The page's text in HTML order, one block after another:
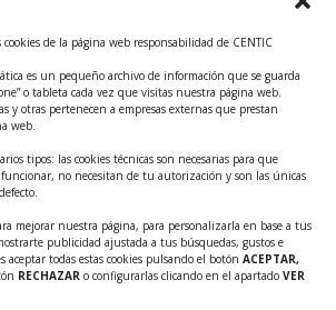
cookies de la página web responsabilidad de CENTIC
es un pequeño archivo de información que se guarda
o tableta cada vez que visitas nuestra página web.
y otras pertenecen a empresas externas que prestan
web.
tipos: las cookies técnicas son necesarias para que
no necesitan de tu autorización y son las únicas
mejorar nuestra página, para personalizarla en base a tus
publicidad ajustada a tus búsquedas, gustos e
aceptar todas estas cookies pulsando el botón ACEPTAR,
RECHAZAR o configurarlas clicando en el apartado VER
ed.
el apoyo a las empresas
potencial tecnológico y escalables
de Innovación. Ayudas INFO
de servicios de Innovación y
del INFO. Ayudas para la
de Innovación y
apoyar rondas de financiación.